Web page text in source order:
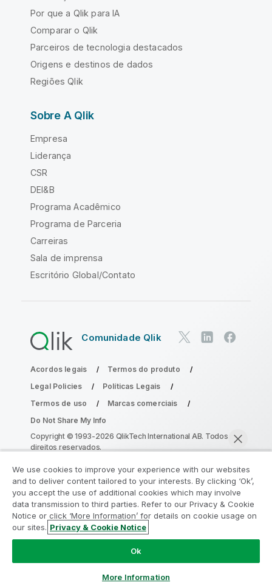
Bater papo agora
Por que a Qlik para IA
Comparar o Qlik
Parceiros de tecnologia destacados
Origens e destinos de dados
Regiões Qlik
Sobre A Qlik
Empresa
Liderança
CSR
DEI&B
Programa Acadêmico
Programa de Parceria
Carreiras
Sala de imprensa
Escritório Global/Contato
Comunidade Qlik
Acordos legais
Termos do produto
Legal Policies
Políticas Legais
Termos de uso
Marcas comerciais
Do Not Share My Info
Copyright © 1993-2026 QlikTech International AB. Todos os
direitos reservados.
Participe do Programa de Modernização
do Analytics
Modernize sem comprometer seus valiosos aplicativos
QlikView com o Programa de Modernização do Analytics.
Clique aqui
ampquestions@qlik.com
We use cookies to improve your experience with our websites
and to deliver content tailored to your interests. By clicking ‘Ok’,
you accept the use of additional cookies which may involve
data transmission to third parties. Refer to our Privacy & Cookie
Notice or click ‘More Information’ for details on cookie usage on
our sites. Privacy & Cookie Notice
Ok
More Information